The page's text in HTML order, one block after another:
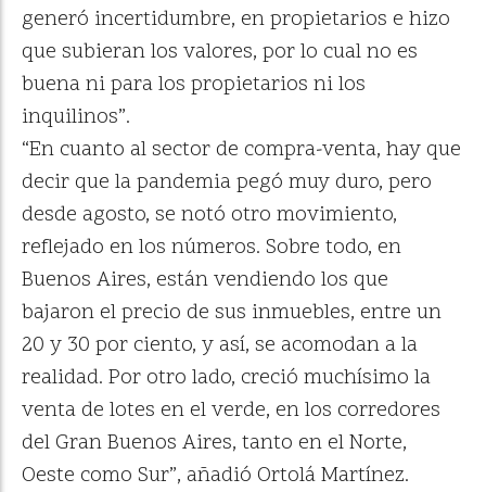
generó incertidumbre, en propietarios e hizo
que subieran los valores, por lo cual no es
buena ni para los propietarios ni los
inquilinos”.
“En cuanto al sector de compra-venta, hay que
decir que la pandemia pegó muy duro, pero
desde agosto, se notó otro movimiento,
reflejado en los números. Sobre todo, en
Buenos Aires, están vendiendo los que
bajaron el precio de sus inmuebles, entre un
20 y 30 por ciento, y así, se acomodan a la
realidad. Por otro lado, creció muchísimo la
venta de lotes en el verde, en los corredores
del Gran Buenos Aires, tanto en el Norte,
Oeste como Sur”, añadió Ortolá Martínez.